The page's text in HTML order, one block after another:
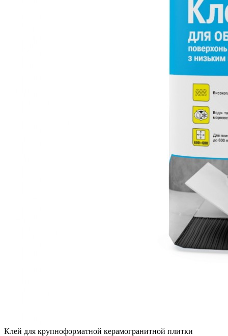
Клей для крупноформатной керамогранитной плитки